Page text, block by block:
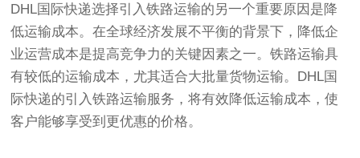
DHL国际快递选择引入铁路运输的另一个重要原因是降
低运输成本。在全球经济发展不平衡的背景下，降低企
业运营成本是提高竞争力的关键因素之一。铁路运输具
有较低的运输成本，尤其适合大批量货物运输。DHL国
际快递的引入铁路运输服务，将有效降低运输成本，使
客户能够享受到更优惠的价格。